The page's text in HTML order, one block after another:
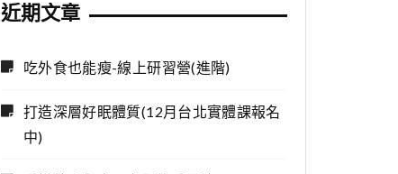
近期文章
吃外食也能瘦-線上研習營(進階)
打造深層好眠體質(12月台北實體課報名
中)